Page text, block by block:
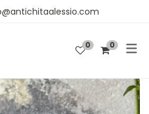
0 0